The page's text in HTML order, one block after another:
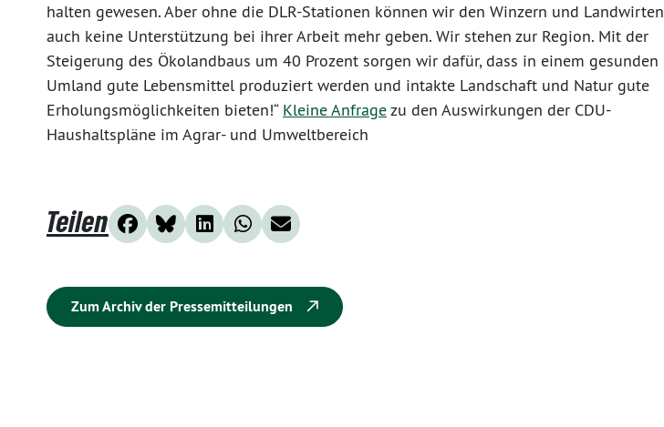
halten gewesen. Aber ohne die DLR-Stationen können wir den Winzern und Landwirten
auch keine Unterstützung bei ihrer Arbeit mehr geben. Wir stehen zur Region. Mit der
Steigerung des Ökolandbaus um 40 Prozent sorgen wir dafür, dass in einem gesunden
Umland gute Lebensmittel produziert werden und intakte Landschaft und Natur gute
Erholungsmöglichkeiten bieten!“ Kleine Anfragezu den Auswirkungen der CDU-
Haushaltspläne im Agrar- und Umweltbereich
Teilen
Zum Archiv der Pressemitteilungen